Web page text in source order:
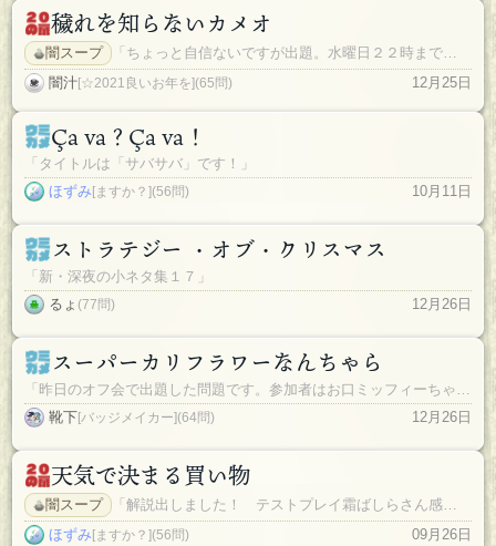
穢れを知らないカメオ
闇スープ
「ちょっと自信ないですが出題。水曜日２２時まで。正解者4名様。皆さんありがとう御座いました。」
闇汁[☆2021良いお年を](65問) 12月25日
Ça va？Ça va！
「タイトルは「サバサバ」です！」
ほずみ[ますか？](56問) 10月11日
ストラテジー ・オブ・クリスマス
「新・深夜の小ネタ集１７」
るょ (77問) 12月26日
スーパーカリフラワーなんちゃら
「昨日のオフ会で出題した問題です。参加者はお口ミッフィーちゃんでよろ！」
靴下[バッジメイカー](64問) 12月26日
天気で決まる買い物
闇スープ
「解説出しました！ テストプレイ霜ばしらさん感謝！」
ほずみ[ますか？](56問) 09月26日